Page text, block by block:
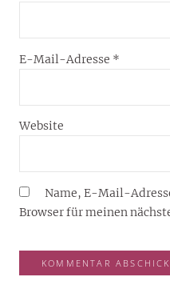
E-Mail-Adresse *
Website
Name, E-Mail-
Browser für meinen